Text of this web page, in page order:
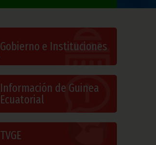
Gobierno e Instituciones
Información de Guinea
Ecuatorial
TVGE